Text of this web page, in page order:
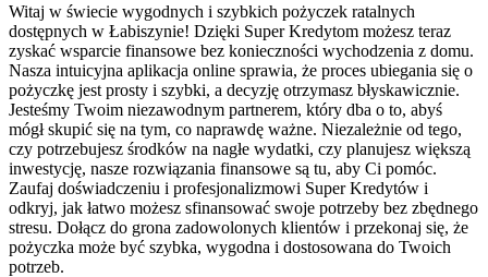
Witaj w świecie wygodnych i szybkich pożyczek ratalnych
dostępnych w Łabiszynie! Dzięki Super Kredytom możesz teraz
zyskać wsparcie finansowe bez konieczności wychodzenia z domu.
Nasza intuicyjna aplikacja online sprawia, że proces ubiegania się o
pożyczkę jest prosty i szybki, a decyzję otrzymasz błyskawicznie.
Jesteśmy Twoim niezawodnym partnerem, który dba o to, abyś
mógł skupić się na tym, co naprawdę ważne. Niezależnie od tego,
czy potrzebujesz środków na nagłe wydatki, czy planujesz większą
inwestycję, nasze rozwiązania finansowe są tu, aby Ci pomóc.
Zaufaj doświadczeniu i profesjonalizmowi Super Kredytów i
odkryj, jak łatwo możesz sfinansować swoje potrzeby bez zbędnego
stresu. Dołącz do grona zadowolonych klientów i przekonaj się, że
pożyczka może być szybka, wygodna i dostosowana do Twoich
potrzeb.